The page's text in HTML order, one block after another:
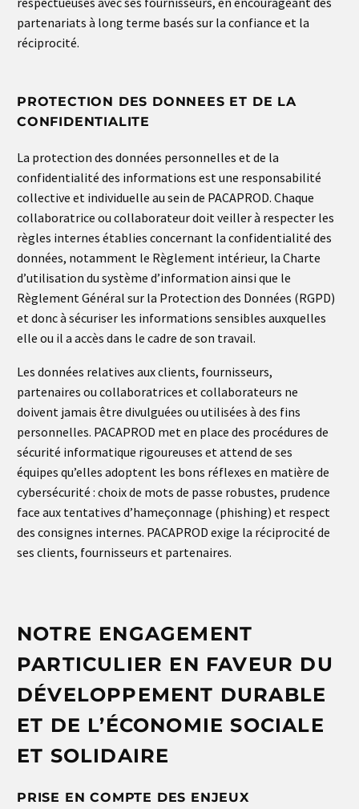
partenariats à long terme basés sur la confiance et la
réciprocité.
PROTECTION DES DONNEES ET DE LA
CONFIDENTIALITE
La protection des données personnelles et de la
confidentialité des informations est une responsabilité
collective et individuelle au sein de PACAPROD. Chaque
collaboratrice ou collaborateur doit veiller à respecter les
règles internes établies concernant la confidentialité des
données, notamment le Règlement intérieur, la Charte
d’utilisation du système d’information ainsi que le
Règlement Général sur la Protection des Données (RGPD)
et donc à sécuriser les informations sensibles auxquelles
elle ou il a accès dans le cadre de son travail.
Les données relatives aux clients, fournisseurs,
partenaires ou collaboratrices et collaborateurs ne
doivent jamais être divulguées ou utilisées à des fins
personnelles. PACAPROD met en place des procédures de
sécurité informatique rigoureuses et attend de ses
équipes qu’elles adoptent les bons réflexes en matière de
cybersécurité : choix de mots de passe robustes, prudence
face aux tentatives d’hameçonnage (phishing) et respect
des consignes internes. PACAPROD exige la réciprocité de
ses clients, fournisseurs et partenaires.
NOTRE ENGAGEMENT
PARTICULIER EN FAVEUR DU
DÉVELOPPEMENT DURABLE
ET DE L’ÉCONOMIE SOCIALE
ET SOLIDAIRE
PRISE EN COMPTE DES ENJEUX